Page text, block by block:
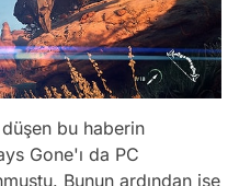
düşen bu haberin
Gone'ı da PC
Bunun ardından ise